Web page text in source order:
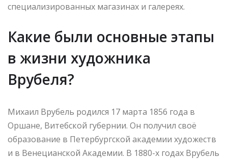
специализированных магазинах и галереях.
Какие были основные этапы
в жизни художника
Врубеля?
Михаил Врубель родился 17 марта 1856 года в
Оршане, Витебской губернии. Он получил своё
образование в Петербургской академии художеств
и в Венецианской Академии. В 1880-х годах Врубель